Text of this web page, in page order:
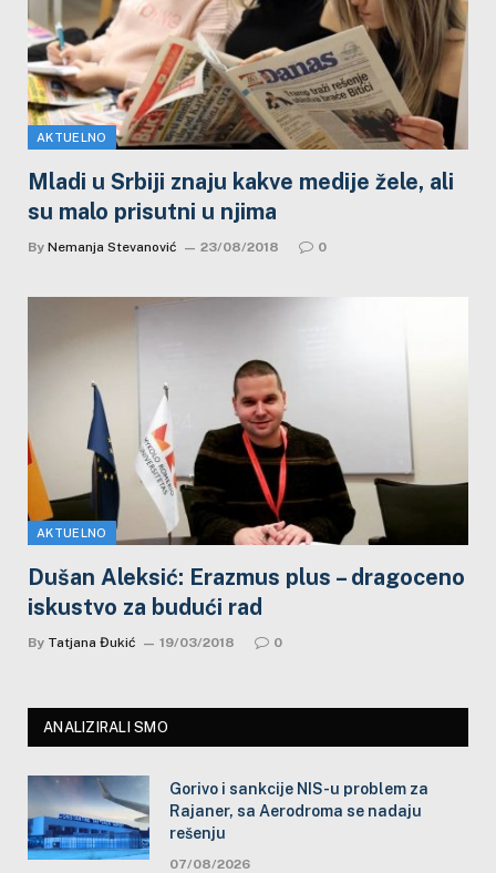
AKTUELNO
Mladi u Srbiji znaju kakve medije žele, ali
su malo prisutni u njima
By Nemanja Stevanović 23/08/2018 0
AKTUELNO
Dušan Aleksić: Erazmus plus – dragoceno
iskustvo za budući rad
By Tatjana Đukić 19/03/2018 0
ANALIZIRALI SMO
Gorivo i sankcije NIS-u problem za
Rajaner, sa Aerodroma se nadaju
rešenju
07/08/2026